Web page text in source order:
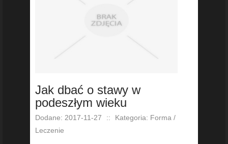
Jak dbać o stawy w
podeszłym wieku
Dodane: 2017-11-27 ::
Kategoria: Forma /
Leczenie